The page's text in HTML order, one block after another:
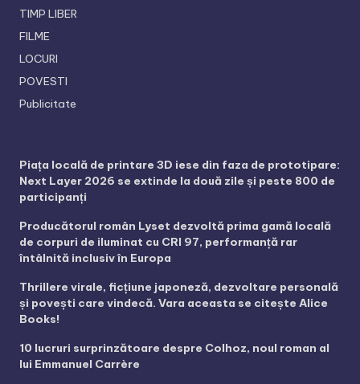
TIMP LIBER
FILME
LOCURI
POVESTI
Publicitate
Piața locală de printare 3D iese din faza de prototipare:
Next Layer 2026 se extinde la două zile și peste 800 de
participanți
Producătorul român Lyset dezvoltă prima gamă locală
de corpuri de iluminat cu CRI 97, performanță rar
întâlnită inclusiv în Europa
Thrillere virale, ficțiune japoneză, dezvoltare personală
și povești care vindecă. Vara aceasta se citește Alice
Books!
10 lucruri surprinzătoare despre Colhoz, noul roman al
lui Emmanuel Carrère